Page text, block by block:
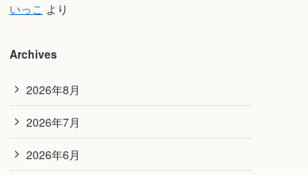
いっこ より
Archives
2026年8月
2026年7月
2026年6月